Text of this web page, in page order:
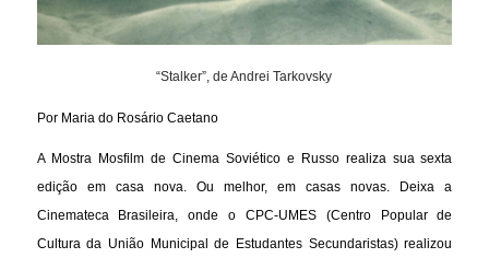
“Stalker”, de Andrei Tarkovsky
Por Maria do Rosário Caetano
A Mostra Mosfilm de Cinema Soviético e Russo realiza sua sexta
edição em casa nova. Ou melhor, em casas novas. Deixa a
Cinemateca Brasileira, onde o CPC-UMES (Centro Popular de
Cultura da União Municipal de Estudantes Secundaristas) realizou